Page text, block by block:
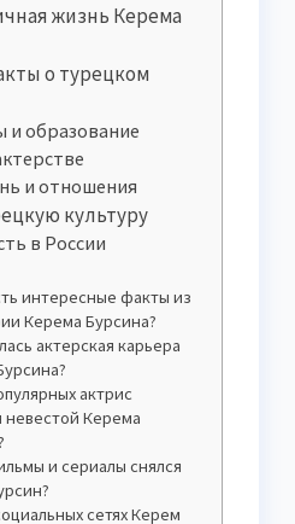
жизнь Керема
о турецком
и образование
и отношения
культуру
в России
интересные факты из
Керема Бурсина?
актерская карьера
актрис
невестой Керема
и сериалы снялся
сетях Керем